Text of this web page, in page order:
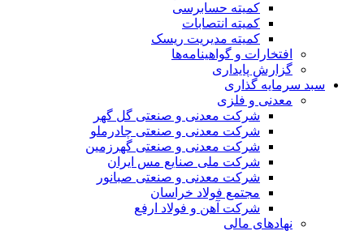
کمیته حسابرسی
کمیته انتصابات
کمیته مدیریت ریسک
افتخارات و گواهینامه‌ها
گزارش پایداری
سبد سرمایه گذاری
معدنی و فلزی
شرکت معدنی و صنعتی گل گهر
شرکت معدنی و صنعتی چادرملو
شرکت معدنی و صنعتی گهرزمین
شرکت ملی صنایع مس ایران
شرکت معدنی و صنعتی صبانور
مجتمع فولاد خراسان
شرکت آهن و فولاد ارفع
نهادهای مالی